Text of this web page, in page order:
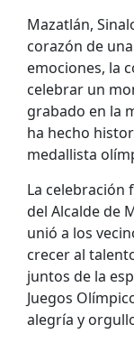
Mazatlán,
corazón de
emociones, la
celebrar un
grabado en la
ha hecho
medallista
La celebración
del Alcalde de
unió a los
crecer al
juntos de la
Juegos
alegría y